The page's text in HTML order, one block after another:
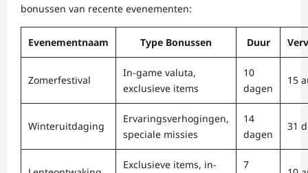
bonussen van recente evenementen:
Evenementnaam Type Bonussen Duur
Zomerfestival
In-game valuta,
exclusieve items
10
dagen
15
Winteruitdaging
Ervaringsverhogingen,
speciale missies
14
dagen
31
Exclusieve items, in-
7